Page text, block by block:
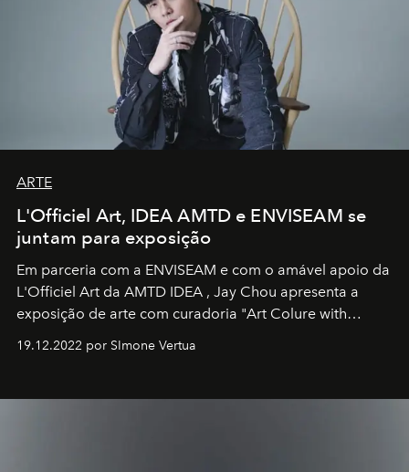
ARTE
L'Officiel Art, IDEA AMTD e ENVISEAM se
juntam para exposição
Em parceria com a ENVISEAM e com o amável apoio da
L'Officiel Art da AMTD IDEA , Jay Chou apresenta a
exposição de arte com curadoria "Art Colure with
19.12.2022 por SImone Vertua